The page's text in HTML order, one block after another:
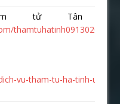
tử Tân
thamtuhatinh0913020026/
vu-tham-tu-ha-tinh-uy-tin-